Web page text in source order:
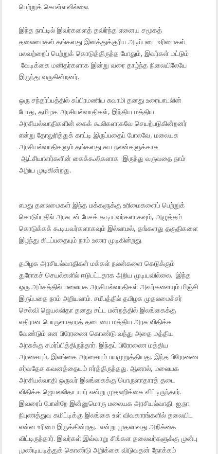
பெற்றுக் கொள்ளவில்லை.
இந்த நாட்டில் இவர்களைத் தவிர்ந்த ஏனைய சமூகத்
தலைமைகள் தங்களது இனத்துக்குரிய அடிப்படை உரிமைகள்
பலவற்றைப் பெற்றுக் கொடுத்திருந்த போதும், இவர்கள் மட்டும்
வேடிக்கை மனிதர்களாக இன்று வரை தாழ்ந்த நிலையிலேயே
இருந்து வருகின்றனர்.
ஒரு சந்தர்ப்பத்தில் சுப்பிரமணிய சுவாமி தனது உரையாடலின்
போது, தமிழக அரசியல்வாதிகள், இந்திய மத்திய
அரசியல்வாதிகளின் கைக் கூலிகளாகவே செயற்படுகின்றனர்
என்று தோலுரித்துக் காட்டி இருப்பதைப் போலவே, மலையக
அரசியல்வாதிகளும் தங்களது சுய நலன்களுக்காக
ஆட்சியாளர்களின் கைக்கூலிகளாக இருந்து வருவதை நாம்
அறிய முடிகின்றது.
எமது தலைமைகள் இந்த மக்களுக்கு உரிமைகளைப் பெற்றுக்
கொடுப்பதில் அரசுடன் பேசக் கூடியவர்களாகவும், அழுத்தம்
கொடுக்கக் கூடியவர்களாகவும் இல்லாமல், தங்களது தகுதிகளை
இழந்து கிடப்பதையும் நாம் உணர முடிகின்றது.
தமிழக அரசியல்வாதிகள் மக்கள் நலன்களை கெடுக்கும்
துரோகச் செயல்களில் ஈடுபட்டதாக அறிய முடியவில்லை. இந்த
ஒரு அம்சத்தில் மலையக அரசியல்வாதிகள் அவர்களையும் மிஞ்சி
இருப்பதை நாம் அறியலாம். சமீபத்தில் தமிழக முதலமைச்சர்
செல்வி ஜெயலலிதா தனது சட்ட மன்றத்தில் இலங்கைக்கு
எதிரான பொருளாதாரத் தடையை மத்திய அரசு விதிக்க
வேண்டும் என பிரேரணை கொண்டு வந்து அதை மத்திய
அரசுக்கு சமர்ப்பித்திருந்தார். இந்தப் பிரேரணை மத்திய
அரசையும், இலங்கை அரசையும் பயமுறுத்தியது. இந்த பிரேரணை
சர்வதேச கவனத்தையும் ஈர்த்திருந்தது. ஆனால், மலையக
அரசியல்வாதி ஒருவர் இலங்கைக்கு பொருளாதாரத் தடை
விதிக்க ஜெயலலிதா யார் என்று முதலறிக்கை விட்டிருந்தார்.
இவரைப் போன்றே இன்னுமொரு மலையக அரசியல்வாதி ஐ.நா.
நிபுணத்துவ கமிட்டிக்கு இலங்கை உள் விவகாரங்களில் தலையிட
என்ன உரிமை இருக்கின்றது.. என்று முதலாவது அறிக்கை
விட்டிருந்தார். இவர்கள் இவ்வாறு சிங்கள தலைவர்களுக்கு முன்பு
முண்டியடித்துக் கொண்டு அறிக்கை விடுவதன் நோக்கம்